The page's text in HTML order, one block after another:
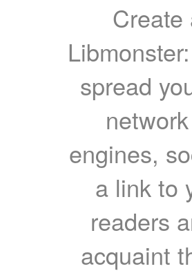
spread
engines,
a link to
readers
acquaint